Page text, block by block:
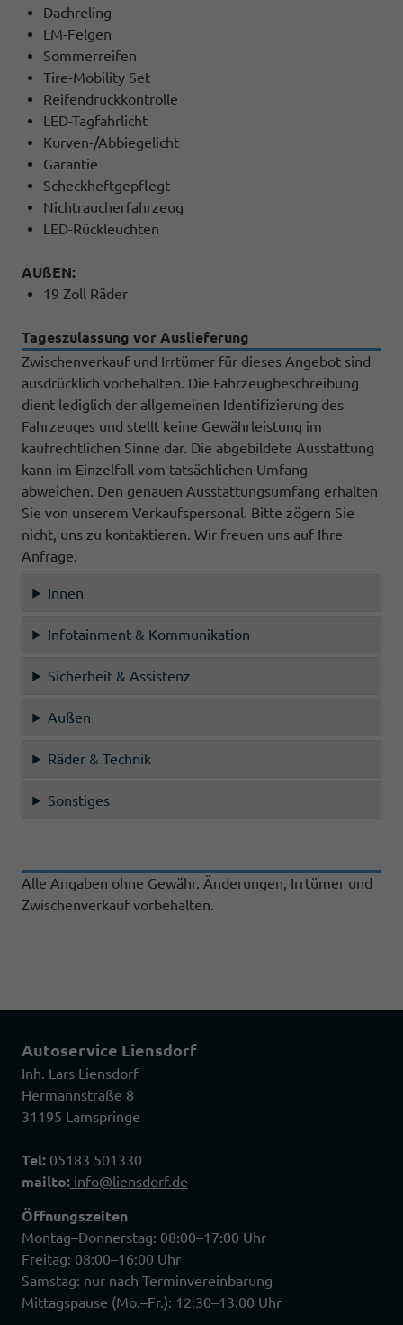
Dachreling
LM-Felgen
Sommerreifen
Tire-Mobility Set
Reifendruckkontrolle
LED-Tagfahrlicht
Kurven-/Abbiegelicht
Garantie
Scheckheftgepflegt
Nichtraucherfahrzeug
LED-Rückleuchten
AUßEN:
19 Zoll Räder
Tageszulassung vor Auslieferung
Zwischenverkauf und Irrtümer für dieses Angebot sind
ausdrücklich vorbehalten. Die Fahrzeugbeschreibung
dient lediglich der allgemeinen Identifizierung des
Fahrzeuges und stellt keine Gewährleistung im
kaufrechtlichen Sinne dar. Die abgebildete Ausstattung
kann im Einzelfall vom tatsächlichen Umfang
abweichen. Den genauen Ausstattungsumfang erhalten
Sie von unserem Verkaufspersonal. Bitte zögern Sie
nicht, uns zu kontaktieren. Wir freuen uns auf Ihre
Anfrage.
Innen
Infotainment & Kommunikation
Sicherheit & Assistenz
Außen
Räder & Technik
Sonstiges
Alle Angaben ohne Gewähr. Änderungen, Irrtümer und
Zwischenverkauf vorbehalten.
Autoservice Liensdorf
Inh. Lars Liensdorf
Hermannstraße 8
31195 Lamspringe
Tel: 05183 501330
mailto: info@liensdorf.de
Öffnungszeiten
Montag–Donnerstag: 08:00–17:00 Uhr
Freitag: 08:00–16:00 Uhr
Samstag: nur nach Terminvereinbarung
Mittagspause (Mo.–Fr.): 12:30–13:00 Uhr